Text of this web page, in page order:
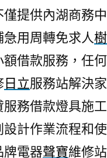
僅提供內湖商務
用周轉免求人
額借款服務，任
日立服務站解決
務借款燈具施
設計作業流程和
牌電器聲寶維修